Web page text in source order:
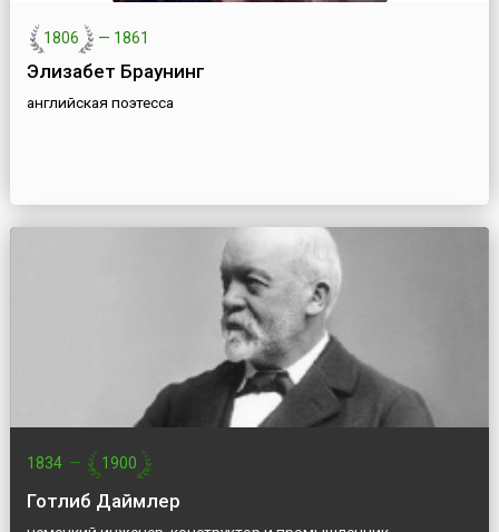
1806 — 1861
Элизабет Браунинг
английская поэтесса
1834 — 1900
Готлиб Даймлер